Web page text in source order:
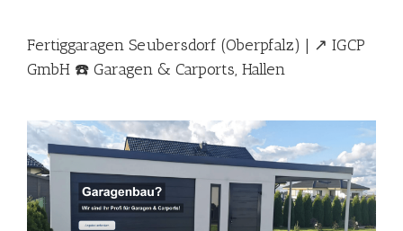
Fertiggaragen Seubersdorf (Oberpfalz) | ↗️ IGCP
GmbH ☎️ Garagen & Carports, Hallen